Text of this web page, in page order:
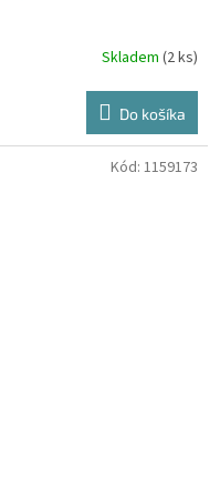
Skladem (2 ks)
Do košíka
Kód: 1159173